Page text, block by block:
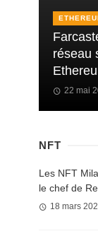
réseau
22 mai
NFT
Les NFT
le chef de
18 mars